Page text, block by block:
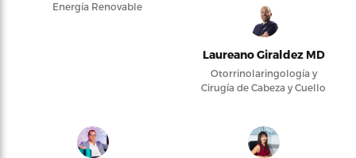
Energía Renovable
Laureano Giraldez MD
Otorrinolaringología y
Cirugía de Cabeza y Cuello